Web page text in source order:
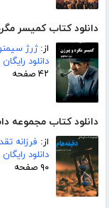
دانلود کتاب کمیسر
از:ژرژ
دانلود
۴۲ صفحه
دانلود کتاب مجموعه
از: فرزانه
دانلود
۹۰ صفحه